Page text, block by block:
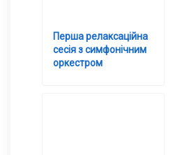
Перша релаксаційна
сесія з симфонічним
оркестром